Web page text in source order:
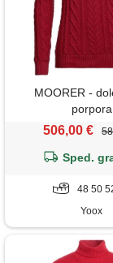
MOORER -
porpora
506,00 €
Sped.
48 50
Yoox